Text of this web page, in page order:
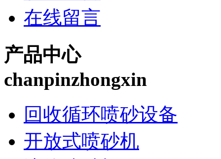
在线留言
产品中心
chanpinzhongxin
回收循环喷砂设备
开放式喷砂机